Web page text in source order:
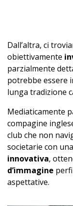
Dall’altra, ci
obiettivamente
parzialmente
potrebbe essere
lunga tradizione
Mediaticamente
compagine
club che non
societarie con
innovativa,
d’immagine
aspettative.